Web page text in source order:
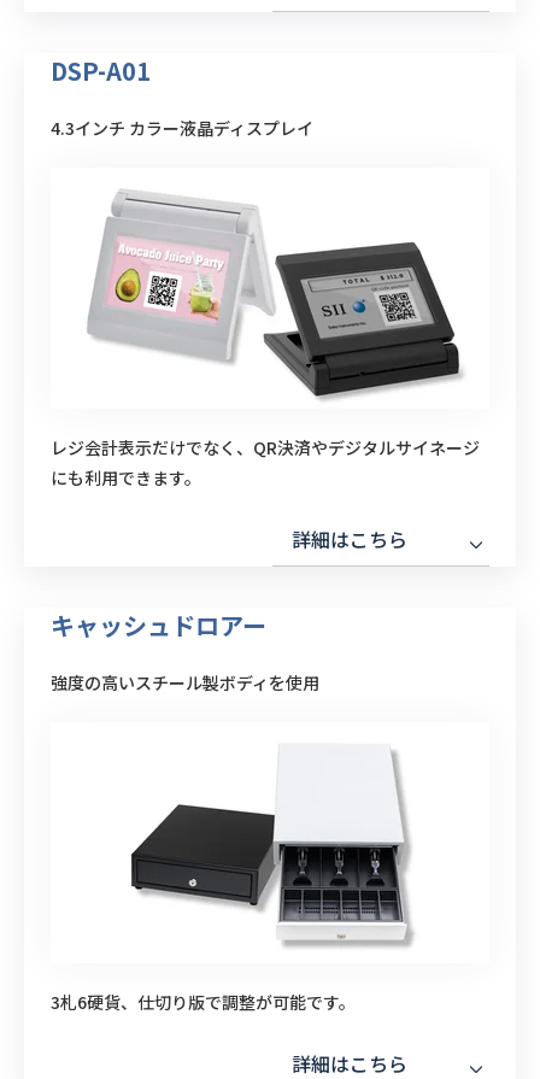
DSP-A01
4.3インチ カラー液晶ディスプレイ
レジ会計表示だけでなく、QR決済やデジタルサイネージ
にも利用できます。
詳細はこちら
キャッシュドロアー
強度の高いスチール製ボディを使用
3札6硬貨、仕切り版で調整が可能です。
詳細はこちら